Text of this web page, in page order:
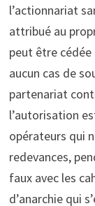
l’actionnariat
attribué au
peut être cédée
aucun cas de
partenariat
l’autorisation
opérateurs qui
redevances,
faux avec les
d’anarchie qui